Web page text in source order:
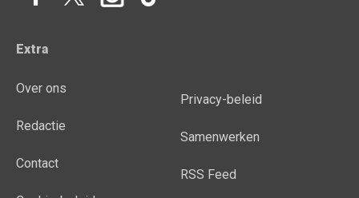
Extra
Over ons
Redactie
Contact
Privacy-beleid
Samenwerken
RSS Feed